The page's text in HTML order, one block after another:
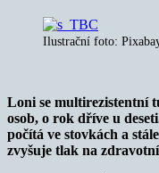
Ilustrační foto:
Loni se multirezistentní
osob, o rok dříve u
počítá ve stovkách a
zvyšuje tlak na